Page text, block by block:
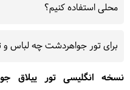
محلی استفاده کنیم؟
برای تور جواهردشت چه لباس و
نسخه انگلیسی تور ییلاق